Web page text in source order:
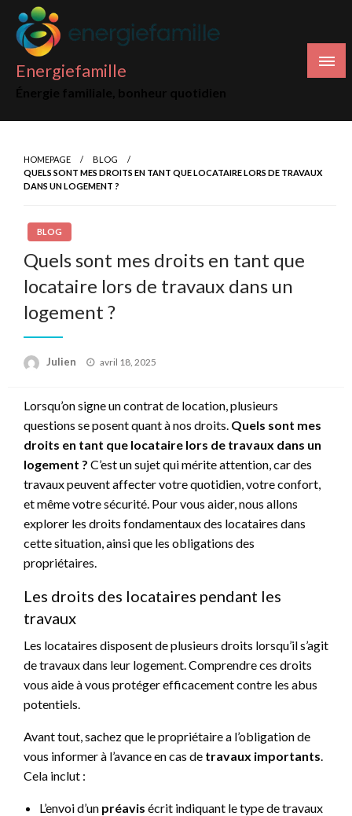
Skip
content
Energiefamille
HOMEPAGE
BLOG
QUELS SONT MES DROITS EN TANT QUE LOCATAIRE LORS DE TRAVAUX
DANS UN LOGEMENT ?
BLOG
Quels sont mes droits en tant que
locataire lors de travaux dans un
logement ?
Julien
Posted
avril 18, 2025
Lorsqu’on signe un contrat de location, plusieurs
questions se posent quant à nos droits. Quels sont mes
droits en tant que locataire lors de travaux dans un
logement ? C’est un sujet qui mérite attention, car des
travaux peuvent affecter votre quotidien, votre confort,
et même votre sécurité. Pour vous aider, nous allons
explorer les droits fondamentaux des locataires dans
cette situation, ainsi que les obligations des
propriétaires.
Les droits des locataires pendant les
travaux
Les locataires disposent de plusieurs droits lorsqu’il s’agit
de travaux dans leur logement. Comprendre ces droits
vous aide à vous protéger efficacement contre les abus
potentiels.
Avant tout, sachez que le propriétaire a l’obligation de
vous informer à l’avance en cas de travaux importants
Cela inclut :
L’envoi d’un préavis écrit indiquant le type de travaux